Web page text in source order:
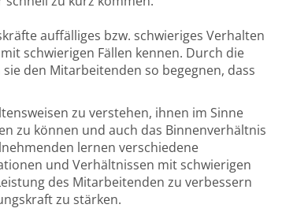
auffälliges bzw. schwieriges Verhalten
schwierigen Fällen kennen. Durch die
den Mitarbeitenden so begegnen, dass
zu verstehen, ihnen im Sinne
zu können und auch das Binnenverhältnis
lernen verschiedene
und Verhältnissen mit schwierigen
des Mitarbeitenden zu verbessern
zu stärken.